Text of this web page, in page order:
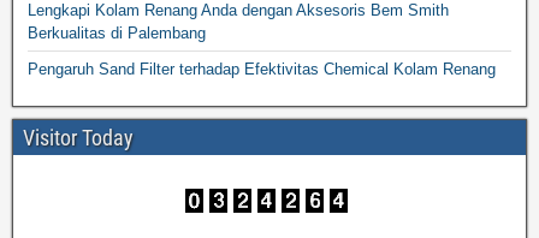
Lengkapi Kolam Renang Anda dengan Aksesoris Bem Smith
Berkualitas di Palembang
Pengaruh Sand Filter terhadap Efektivitas Chemical Kolam Renang
Visitor Today